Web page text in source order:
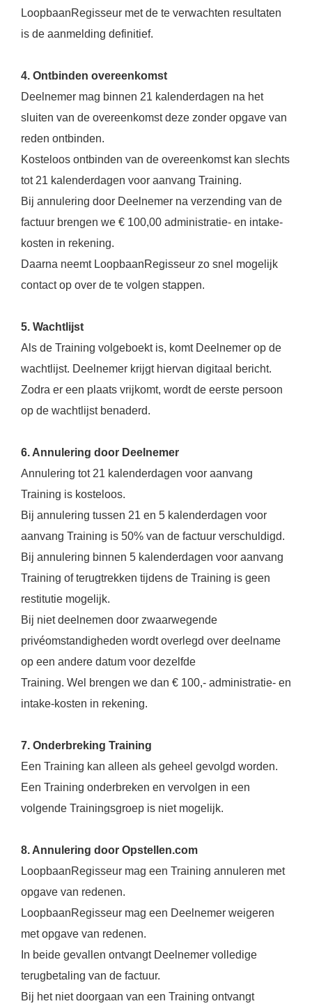
LoopbaanRegisseur met de te verwachten resultaten
is de aanmelding definitief.
4. Ontbinden overeenkomst
Deelnemer mag binnen 21 kalenderdagen na het
sluiten van de overeenkomst deze zonder opgave van
reden ontbinden.
Kosteloos ontbinden van de overeenkomst kan slechts
tot 21 kalenderdagen voor aanvang Training.
Bij annulering door Deelnemer na verzending van de
factuur brengen we € 100,00 administratie- en intake-
kosten in rekening.
Daarna neemt LoopbaanRegisseur zo snel mogelijk
contact op over de te volgen stappen.
5. Wachtlijst
Als de Training volgeboekt is, komt Deelnemer op de
wachtlijst. Deelnemer krijgt hiervan digitaal bericht.
Zodra er een plaats vrijkomt, wordt de eerste persoon
op de wachtlijst benaderd.
6. Annulering door Deelnemer
Annulering tot 21 kalenderdagen voor aanvang
Training is kosteloos.
Bij annulering tussen 21 en 5 kalenderdagen voor
aanvang Training is 50% van de factuur verschuldigd.
Bij annulering binnen 5 kalenderdagen voor aanvang
Training of terugtrekken tijdens de Training is geen
restitutie mogelijk.
Bij niet deelnemen door zwaarwegende
privéomstandigheden wordt overlegd over deelname
op een andere datum voor dezelfde
Training. Wel brengen we dan € 100,- administratie- en
intake-kosten in rekening.
7. Onderbreking Training
Een Training kan alleen als geheel gevolgd worden.
Een Training onderbreken en vervolgen in een
volgende Trainingsgroep is niet mogelijk.
8. Annulering door Opstellen.com
LoopbaanRegisseur mag een Training annuleren met
opgave van redenen.
LoopbaanRegisseur mag een Deelnemer weigeren
met opgave van redenen.
In beide gevallen ontvangt Deelnemer volledige
terugbetaling van de factuur.
Bij het niet doorgaan van een Training ontvangt